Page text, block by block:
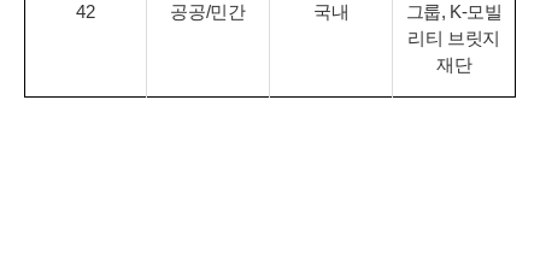
42 공공/민간 국내
그룹, K-모빌
리티 브릿지
재단